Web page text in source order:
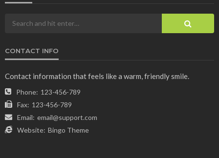
CONTACT INFO
Contact information that feels like a warm, friendly smile.
Phone: 123-456-789
Fax: 123-456-789
Email: email@support.com
Website: Bingo Theme